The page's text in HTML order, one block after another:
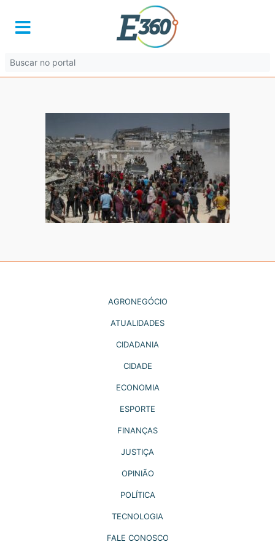
img_5277.jpg
11 de agosto de 2025 às 01:52
AGRONEGÓCIO
ATUALIDADES
CIDADANIA
CIDADE
ECONOMIA
ESPORTE
FINANÇAS
JUSTIÇA
OPINIÃO
POLÍTICA
TECNOLOGIA
FALE CONOSCO